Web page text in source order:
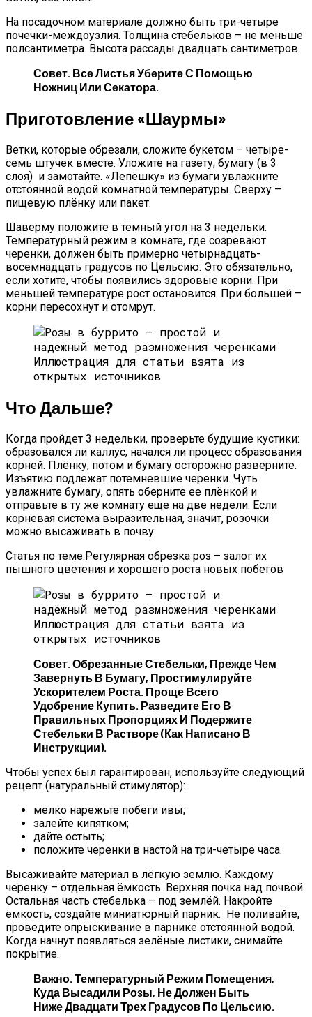
На посадочном материале должно быть три-четыре
почечки-междоузлия. Толщина стебельков – не меньше
полсантиметра. Высота рассады двадцать сантиметров.
Совет. Все Листья Уберите С Помощью
Ножниц Или Секатора.
Приготовление «шаурмы»
Ветки, которые обрезали, сложите букетом – четыре-
семь штучек вместе. Уложите на газету, бумагу (в 3
слоя) и замотайте. «Лепёшку» из бумаги увлажните
отстоянной водой комнатной температуры. Сверху –
пищевую плёнку или пакет.
Шаверму положите в тёмный угол на 3 недельки.
Температурный режим в комнате, где созревают
черенки, должен быть примерно четырнадцать-
восемнадцать градусов по Цельсию. Это обязательно,
если хотите, чтобы появились здоровые корни. При
меньшей температуре рост остановится. При большей –
корни пересохнут и отомрут.
Иллюстрация для статьи взята из
открытых источников
Что Дальше?
Когда пройдет 3 недельки, проверьте будущие кустики:
образовался ли каллус, начался ли процесс образования
корней. Плёнку, потом и бумагу осторожно разверните.
Изъятию подлежат потемневшие черенки. Чуть
увлажните бумагу, опять оберните ее плёнкой и
отправьте в ту же комнату еще на две недели. Если
корневая система выразительная, значит, розочки
можно высаживать в почву.
Статья по теме:Регулярная обрезка роз – залог их
пышного цветения и хорошего роста новых побегов
Иллюстрация для статьи взята из
открытых источников
Совет. Обрезанные Стебельки, Прежде Чем
Завернуть В Бумагу, Простимулируйте
Ускорителем Роста. Проще Всего
Удобрение Купить. Разведите Его В
Правильных Пропорциях И Подержите
Стебельки В Растворе (как Написано В
Инструкции).
Чтобы успех был гарантирован, используйте следующий
рецепт (натуральный стимулятор):
мелко нарежьте побеги ивы;
залейте кипятком;
дайте остыть;
положите черенки в настой на три-четыре часа.
Высаживайте материал в лёгкую землю. Каждому
черенку – отдельная ёмкость. Верхняя почка над почвой.
Остальная часть стебелька – под землёй. Накройте
ёмкость, создайте миниатюрный парник. Не поливайте,
проведите опрыскивание в парнике отстоянной водой.
Когда начнут появляться зелёные листики, снимайте
покрытие.
Важно. Температурный Режим Помещения,
Куда Высадили Розы, Не Должен Быть
Ниже Двадцати Трех Градусов По Цельсию.